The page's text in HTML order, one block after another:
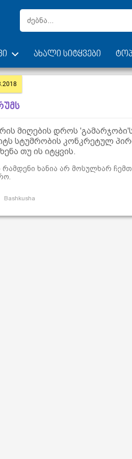
ახალი სიტყვები
მიღების დროს
სტუმრობის კონკრეტულ
თუ ის იტყვის.
რამდენი ხანია არ მოსულხარ
Bashkusha